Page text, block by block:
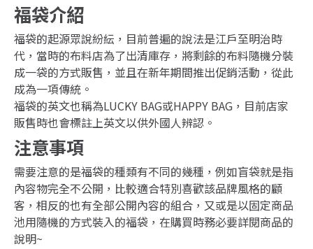
福袋介紹
福袋的起源眾說紛紜，目前普遍的說法是江戶至明治時
代，當時的布料店為了出清庫存，將剩餘的布料隨機分裝
成一袋的方式販售，並且在新年期間推出促銷活動，從此
成為一項傳統。
福袋的英文也稱為LUCKY BAG或HAPPY BAG，目前店家
販售時也會標註上英文以供外國人辨認。
注意事項
需要注意的是福袋的種類有不同的幾種，例如盲袋就是指
內容物完全不公開，比較適合特別喜歡該品牌風格的顧
客，相反的也有全部公開內容的組合，又或是以固定商品
池用隨機的方式裝入的福袋，在購買時務必要詳閱商品的
說明~